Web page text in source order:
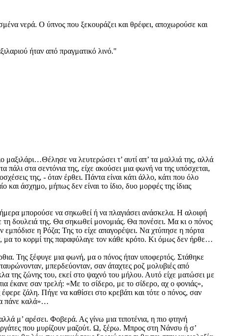
νερά. Ο ύπνος που ξεκουράζει και θρέφει, αποχωρούσε και
ήταν από πραγματικό λινό."
να λευτερώσει τ’ αυτί απ’ τα μαλλιά της, αλλά
στα σεντόνια της, είχε ακούσει μια φωνή να της υπόσχεται,
της, - όταν έρθει. Πάντα είναι κάτι άλλο, κάτι που όλο
άσχημο, μήπως δεν είναι το ίδιο, δυο μορφές της ίδιας
μπορούσε να σηκωθεί ή να πλαγιάσει ανάσκελα. Η αλοιφή
τη δουλειά της. Θα σηκωθεί μονομιάς. Θα πονέσει. Μα κι ο πόνος
εμπόδισε η Ρόζα; Της το είχε απαγορέψει. Να χτύπησε η πόρτα
μα το κορμί της παραφύλαγε τον κάθε κρότο. Κι όμως δεν ήρθε…
Της ξέφυγε μια φωνή, μα ο πόνος ήταν υποφερτός. Στάθηκε
μπερδεύονταν, σαν άταχτες ροζ μολυβιές από
της ζώνης του, εκεί στο ψαχνό του μήλου. Αυτό είχε ματώσει με
έκανε σαν τρελή: «Με το σίδερο, με το σίδερο, αχ ο φονιάς»,
ζάλη. Πήγε να καθίσει στο κρεβάτι και τότε ο πόνος, σαν
πάνε καλά»…
μ’ αρέσει. Φοβερά. Ας γίνω μια τιποτένια, η πιο φτηνή
που μυρίζουν μαζούτ. Ω, ξέρω. Μπρος στη Νάνσυ ή σ’